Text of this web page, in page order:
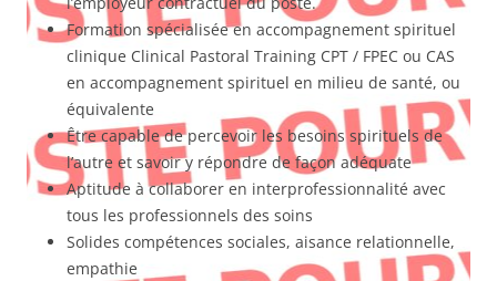
Formation spécialisée en accompagnement spirituel
clinique Clinical Pastoral Training CPT / FPEC ou CAS
en accompagnement spirituel en milieu de santé, ou
équivalente
Être capable de percevoir les besoins spirituels de
l’autre et savoir y répondre de façon adéquate
Aptitude à collaborer en interprofessionnalité avec
tous les professionnels des soins
Solides compétences sociales, aisance relationnelle,
empathie